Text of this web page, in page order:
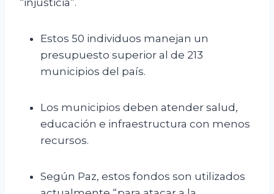
“injusticia”.
Estos 50 individuos manejan un
presupuesto superior al de 213
municipios del país.
Los municipios deben atender salud,
educación e infraestructura con menos
recursos.
Según Paz, estos fondos son utilizados